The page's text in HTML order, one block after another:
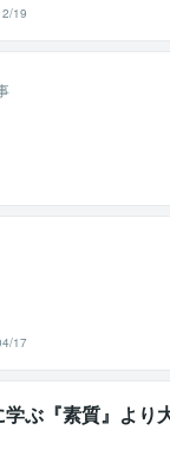
19
17
ぶ『素質』より